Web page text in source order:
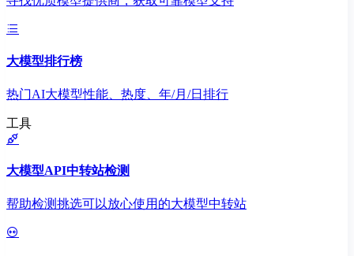
大模型排行榜
热门AI大模型性能、热度、年/月/日排行
工具
大模型API中转站检测
帮助检测挑选可以放心使用的大模型中转站